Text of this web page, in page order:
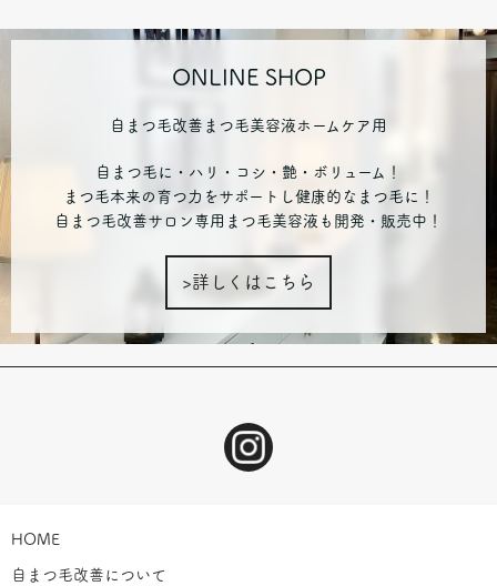
ONLINE SHOP
自まつ毛改善まつ毛美容液ホームケア用
自まつ毛に・ハリ・コシ・艶・ボリューム！
まつ毛本来の育つ力をサポートし健康的なまつ毛に！
自まつ毛改善サロン専用まつ毛美容液も開発・販売中！
>詳しくはこちら
HOME
自まつ毛改善について